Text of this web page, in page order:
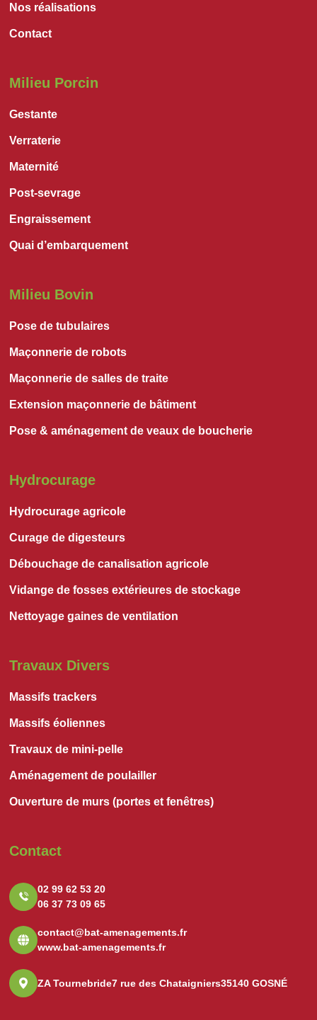
Nos réalisations
Contact
Milieu Porcin
Gestante
Verraterie
Maternité
Post-sevrage
Engraissement
Quai d’embarquement
Milieu Bovin
Pose de tubulaires
Maçonnerie de robots
Maçonnerie de salles de traite
Extension maçonnerie de bâtiment
Pose & aménagement de veaux de boucherie
Hydrocurage
Hydrocurage agricole
Curage de digesteurs
Débouchage de canalisation agricole
Vidange de fosses extérieures de stockage
Nettoyage gaines de ventilation
Travaux Divers
Massifs trackers
Massifs éoliennes
Travaux de mini-pelle
Aménagement de poulailler
Ouverture de murs (portes et fenêtres)
Contact
02 99 62 53 20
06 37 73 09 65
contact@bat-amenagements.fr
www.bat-amenagements.fr
ZA Tournebride7 rue des Chataigniers35140 GOSNÉ